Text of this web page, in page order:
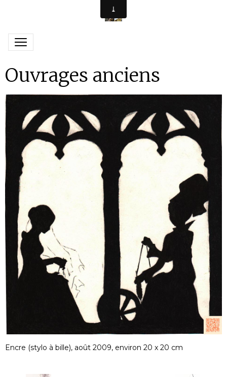
Ouvrages anciens
Encre (stylo à bille), août 2009, environ 20 x 20 cm